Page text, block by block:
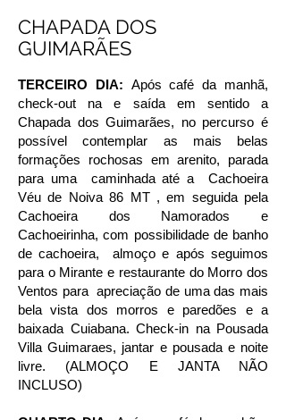
CHAPADA DOS
GUIMARÃES
TERCEIRO DIA: Após café da manhã,
check-out na e saída em sentido a
Chapada dos Guimarães, no percurso é
possível contemplar as mais belas
formações rochosas em arenito, parada
para uma caminhada até a Cachoeira
Véu de Noiva 86 MT , em seguida pela
Cachoeira dos Namorados e
Cachoeirinha, com possibilidade de banho
de cachoeira, almoço e após seguimos
para o Mirante e restaurante do Morro dos
Ventos para apreciação de uma das mais
bela vista dos morros e paredões e a
baixada Cuiabana. Check-in na Pousada
Villa Guimaraes, jantar e pousada e noite
livre. (ALMOÇO E JANTA NÃO
INCLUSO)